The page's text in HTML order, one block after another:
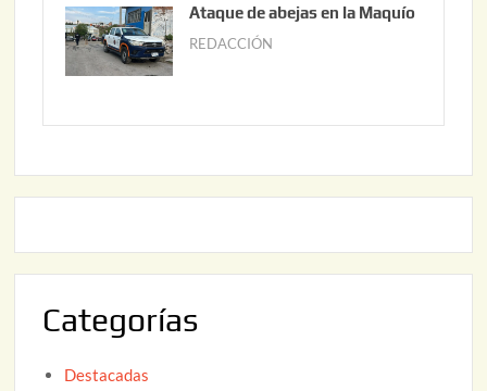
,
2
0
6
n
i
o
Ataque de abejas en la Maquío
REDACCIÓN
o
2
Categorías
Destacadas